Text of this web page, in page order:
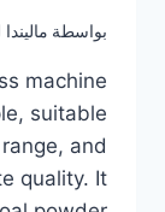
بواسطة
machine
suitable
and
quality. It